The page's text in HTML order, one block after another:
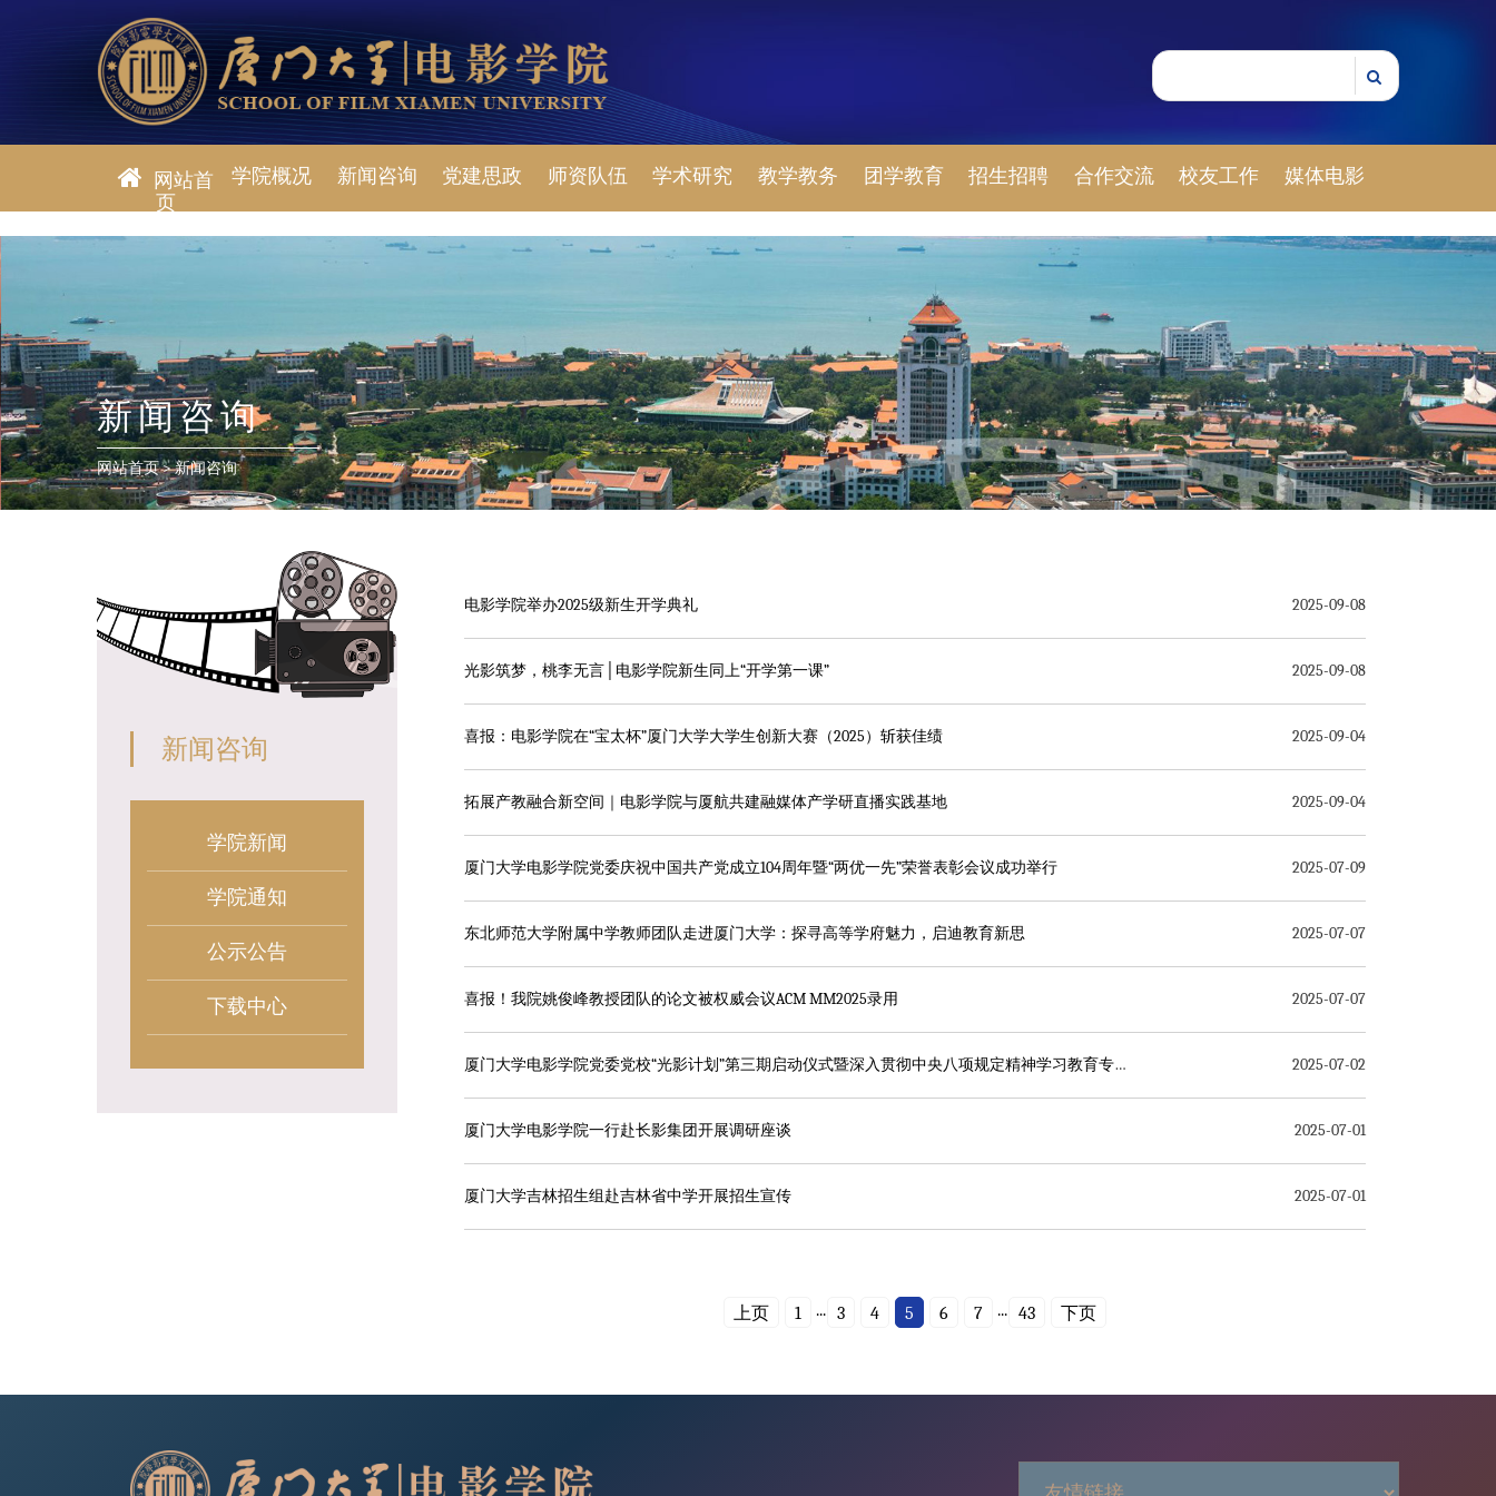
网站首
页
学院概况 新闻咨询 党建思政 师资队伍 学术研究 教学教务 团学教育 招生招聘 合作交流 校友工作 媒体电影
新闻咨询
网站首页>新闻咨询
新闻咨询
学院新闻
学院通知
公示公告
下载中心
电影学院举办2025级新生开学典礼 2025-09-08
光影筑梦，桃李无言│电影学院新生同上“开学第一课” 2025-09-08
喜报：电影学院在“宝太杯”厦门大学大学生创新大赛（2025）斩获佳绩 2025-09-04
拓展产教融合新空间｜电影学院与厦航共建融媒体产学研直播实践基地 2025-09-04
厦门大学电影学院党委庆祝中国共产党成立104周年暨“两优一先”荣誉表彰会议成功举行 2025-07-09
东北师范大学附属中学教师团队走进厦门大学：探寻高等学府魅力，启迪教育新思 2025-07-07
喜报！我院姚俊峰教授团队的论文被权威会议ACM MM2025录用 2025-07-07
厦门大学电影学院党委党校“光影计划”第三期启动仪式暨深入贯彻中央八项规定精神学习教育专题党课成功举行 2025-07-02
厦门大学电影学院一行赴长影集团开展调研座谈 2025-07-01
厦门大学吉林招生组赴吉林省中学开展招生宣传 2025-07-01
上页 1 ... 3 4 5 6 7 ... 43 下页